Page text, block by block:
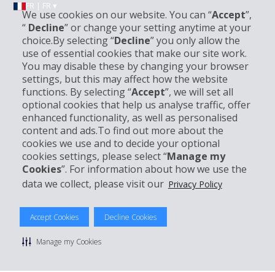
We use cookies on our website. You can “Accept”,
“ Decline” or change your setting anytime at your
choice.By selecting “Decline” you only allow the
use of essential cookies that make our site work.
You may disable these by changing your browser
settings, but this may affect how the website
functions. By selecting “Accept”, we will set all
optional cookies that help us analyse traffic, offer
enhanced functionality, as well as personalised
content and ads.To find out more about the
cookies we use and to decide your optional
cookies settings, please select “Manage my
Cookies”. For information about how we use the
data we collect, please visit our Privacy Policy
Accept Cookies Decline Cookies
Manage my Cookies
FR | FR ▾
Informations sur l'entreprise
Entreprise
Support client
Réserver avec Hertz
© 2026 The Hertz System, Inc.
Politique de confidentialité | Conditions d'utilisation du site
Conditions de location
Gérer mes cookies